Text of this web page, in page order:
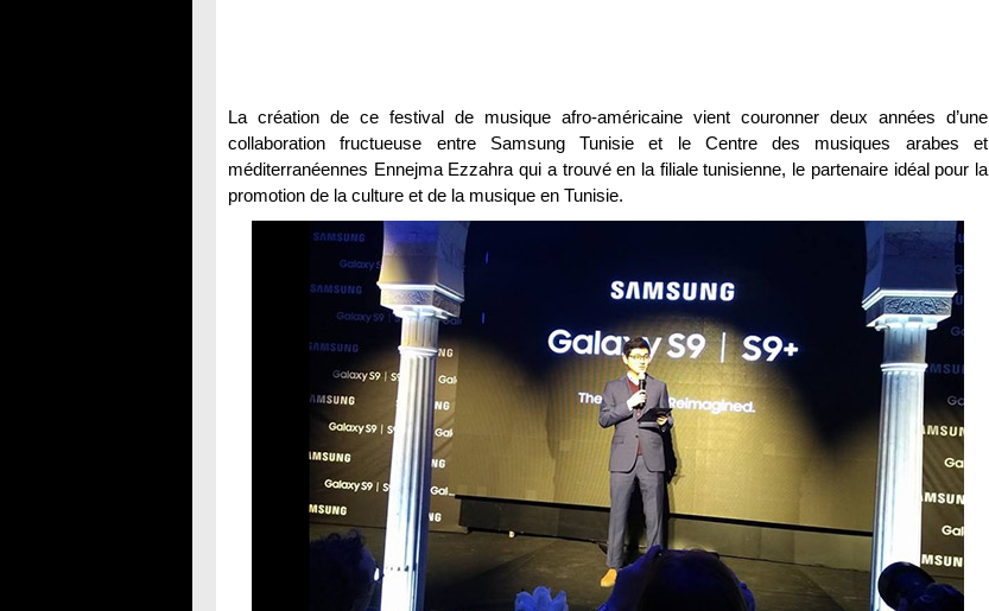
La création de ce festival de musique afro-américaine vient couronner deux années d’une
collaboration fructueuse entre Samsung Tunisie et le Centre des musiques arabes et
méditerranéennes Ennejma Ezzahra qui a trouvé en la filiale tunisienne, le partenaire idéal pour la
promotion de la culture et de la musique en Tunisie.